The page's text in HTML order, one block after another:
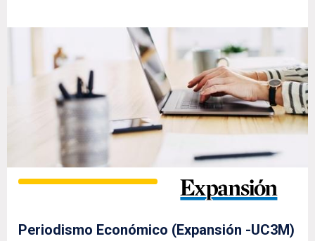
Periodismo Económico (Expansión -UC3M)